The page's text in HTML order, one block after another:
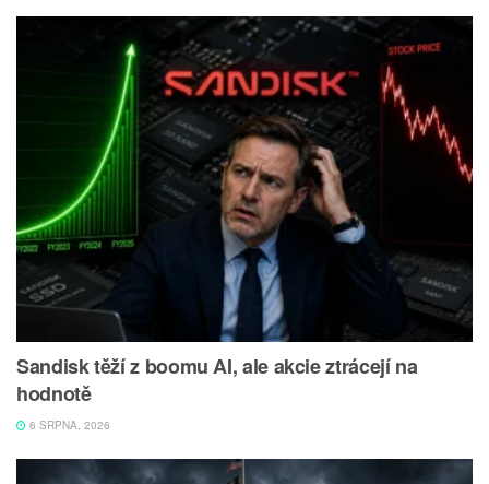
Sandisk těží z boomu AI, ale akcie ztrácejí na
hodnotě
6 SRPNA, 2026